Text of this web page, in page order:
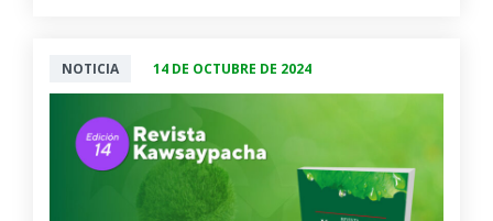
NOTICIA 14 DE OCTUBRE DE 2024